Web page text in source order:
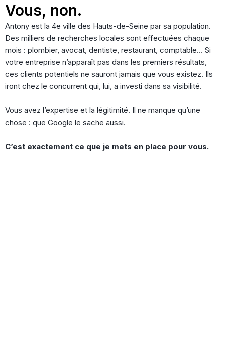
Vous, non.
Antony est la 4e ville des Hauts-de-Seine par sa population.
Des milliers de recherches locales sont effectuées chaque
mois : plombier, avocat, dentiste, restaurant, comptable… Si
votre entreprise n’apparaît pas dans les premiers résultats,
ces clients potentiels ne sauront jamais que vous existez. Ils
iront chez le concurrent qui, lui, a investi dans sa visibilité.
Vous avez l’expertise et la légitimité. Il ne manque qu’une
chose : que Google le sache aussi.
C’est exactement ce que je mets en place pour vous.